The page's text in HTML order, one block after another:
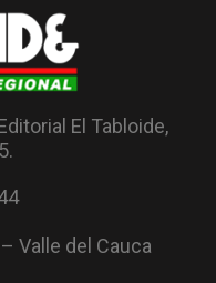
El Tabloide,
Valle del Cauca